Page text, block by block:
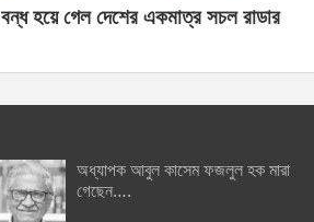
বন্ধ হয়ে গেল দেশের একমাত্র সচল রাডার
অধ্যাপক আবুল কাসেম ফজলুল হক মারা
গেছেন….